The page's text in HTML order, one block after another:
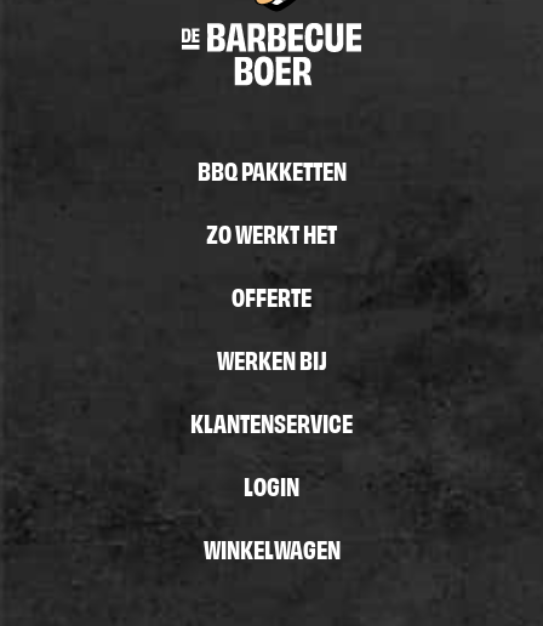
BBQ PAKKETTEN
ZO WERKT HET
OFFERTE
WERKEN BIJ
KLANTENSERVICE
LOGIN
WINKELWAGEN